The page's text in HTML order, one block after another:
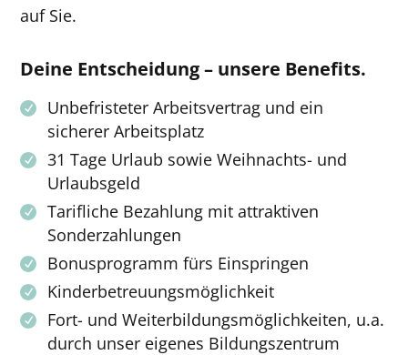
auf Sie.
Deine Entscheidung – unsere Benefits.
Unbefristeter Arbeitsvertrag und ein
sicherer Arbeitsplatz
31 Tage Urlaub sowie Weihnachts- und
Urlaubsgeld
Tarifliche Bezahlung mit attraktiven
Sonderzahlungen
Bonusprogramm fürs Einspringen
Kinderbetreuungsmöglichkeit
Fort- und Weiterbildungsmöglichkeiten, u.a.
durch unser eigenes Bildungszentrum